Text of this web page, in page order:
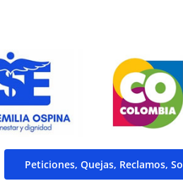
Peticiones, Quejas, Reclamos,